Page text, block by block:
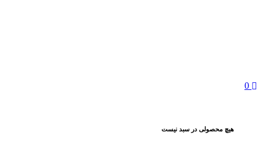
0
هیچ محصولی در سبد نیست